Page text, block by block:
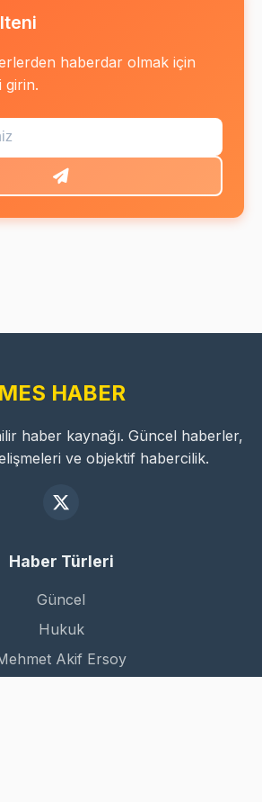
haberdar olmak için
girin.
MES HABER
haber kaynağı. Güncel haberler,
ve objektif habercilik.
Haber Türleri
Güncel
Hukuk
Akif Ersoy